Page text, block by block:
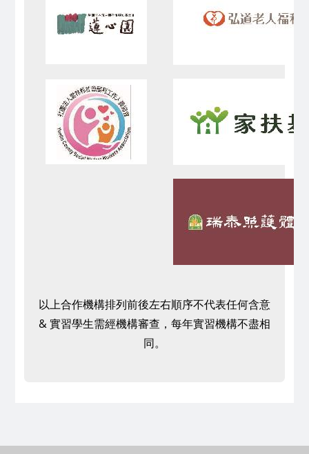
以上合作機構排列前後左右順序不代表任何含意
& 實習學生需經機構審查，每年實習機構不盡相
同。